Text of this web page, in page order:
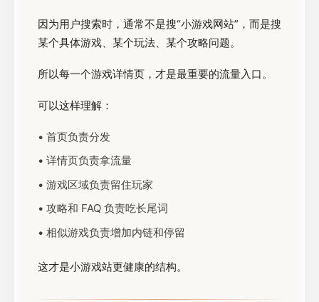
因为用户搜索时，通常不是搜“小游戏网站”，而是搜
某个具体游戏、某个玩法、某个攻略问题。
所以每一个游戏详情页，才是最重要的流量入口。
可以这样理解：
• 首页负责分发
• 详情页负责拿流量
• 游戏区域负责留住玩家
• 攻略和 FAQ 负责吃长尾词
• 相似游戏负责增加内链和停留
这才是小游戏站更健康的结构。